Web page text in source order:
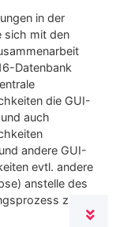
in der
sich mit den
Datenbank
die GUI-
auch
andere GUI-
evtl. andere
anstelle des
zu